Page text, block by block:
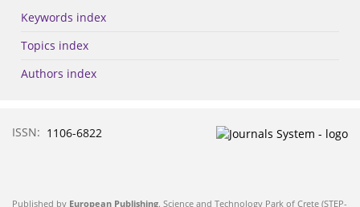
Keywords index
Topics index
Authors index
ISSN: 1106-6822
Published by European Publishing. Science and Technology Park of Crete (STEP-